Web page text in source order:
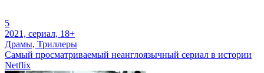
5
2021, сериал, 18+
Драмы, Триллеры
Самый просматриваемый неанглоязычный сериал в истории
Netflix